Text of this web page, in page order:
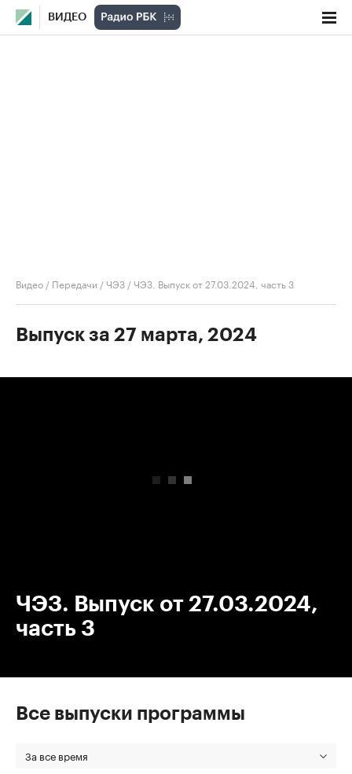
ВИДЕО
Видео / Передачи /ЧЭЗ /ЧЭЗ. Выпуск от 27.03.2024, часть 3
Выпуск за 27 марта, 2024
ЧЭЗ. Выпуск от 27.03.2024,
часть 3
Все выпуски программы
За все время